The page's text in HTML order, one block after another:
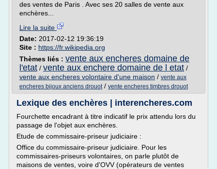
des ventes de Paris . Avec ses 20 salles de vente aux
enchères...
Lire la suite
Date: 2017-02-12 19:36:19
Site : https://fr.wikipedia.org
Thèmes liés : vente aux encheres domaine de
l'etat / vente aux enchere domaine de l etat /
vente aux encheres volontaire d'une maison / vente aux
encheres bijoux anciens drouot/ vente encheres timbres drouot
Lexique des enchères | interencheres.com
Fourchette encadrant à titre indicatif le prix attendu lors du
passage de l'objet aux enchères.
Etude de commissaire-priseur judiciaire :
Office du commissaire-priseur judiciaire. Pour les
commissaires-priseurs volontaires, on parle plutôt de
maisons de ventes, voire d'OVV (opérateurs de ventes